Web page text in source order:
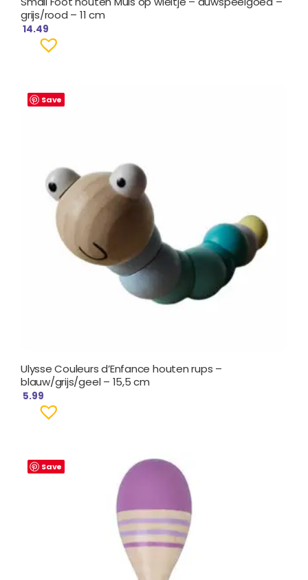
grijs/rood – 11 cm
14.49
Save
Ulysse Couleurs d’Enfance houten rups –
blauw/grijs/geel – 15,5 cm
5.99
Save